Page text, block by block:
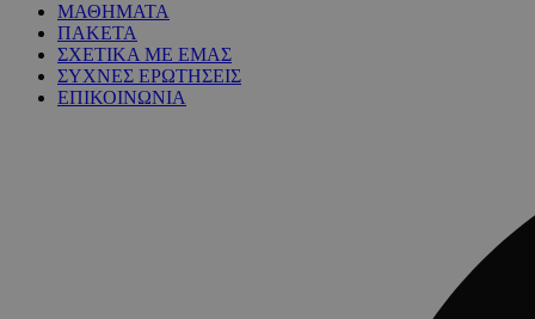
ΜΑΘΗΜΑΤΑ
ΠΑΚΕΤΑ
ΣΧΕΤΙΚΑ ΜΕ ΕΜΑΣ
ΣΥΧΝΕΣ ΕΡΩΤΗΣΕΙΣ
ΕΠΙΚΟΙΝΩΝΙΑ